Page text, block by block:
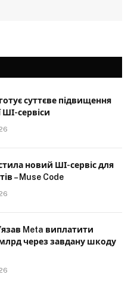
суттєве підвищення
ШІ-сервіси
новий ШІ-сервіс для
– Muse Code
Meta виплатити
через завдану шкоду